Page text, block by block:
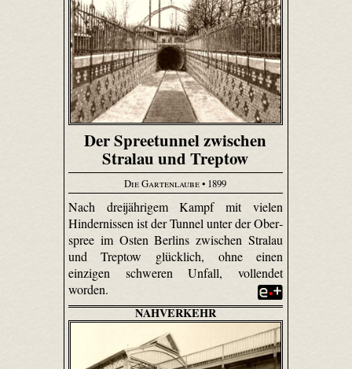
Der Spreetunnel zwischen
Stralau und Treptow
Die Gartenlaube• 1899
Nach dreijährigem Kampf mit vielen
Hindernissen ist der Tunnel unter der Ober­
spree im Osten Berlins zwischen Stralau
und Treptow glücklich, ohne einen
einzigen schweren Unfall, vollendet
worden.
NAHVERKEHR